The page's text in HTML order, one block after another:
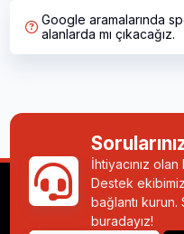
Google aramalarında
alanlarda mı çıkacağız.
İhtiyacınız
Destek
bağlantı
buradayız!